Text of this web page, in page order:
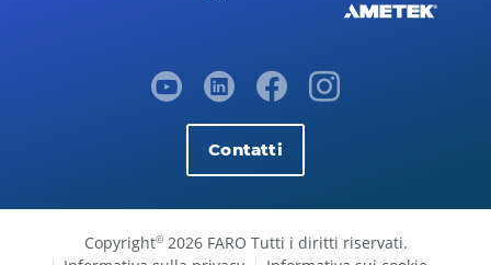
Contatti
Copyright©2026 FARO Tutti i diritti riservati.